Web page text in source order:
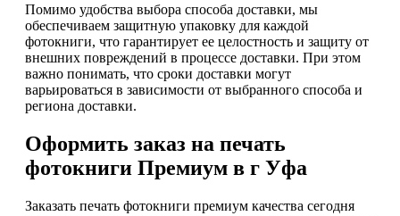
Помимо удобства выбора способа доставки, мы
обеспечиваем защитную упаковку для каждой
фотокниги, что гарантирует ее целостность и защиту от
внешних повреждений в процессе доставки. При этом
важно понимать, что сроки доставки могут
варьироваться в зависимости от выбранного способа и
региона доставки.
Оформить заказ на печать
фотокниги Премиум в г Уфа
Заказать печать фотокниги премиум качества сегодня